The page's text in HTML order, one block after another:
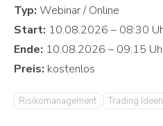
Typ:
Start:
Ende:
Preis:
Risikomanagement Trading Ideen